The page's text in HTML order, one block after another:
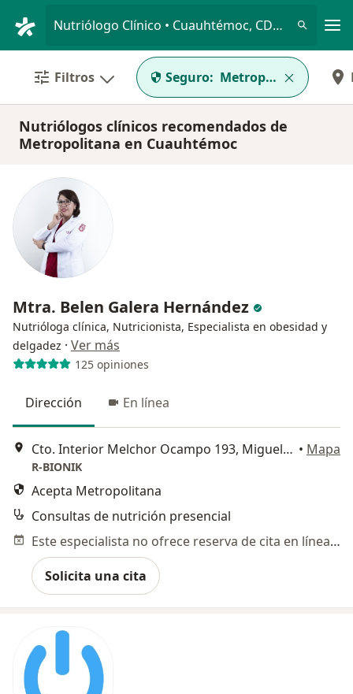
Nutriólogo Clínico • Cuauhtémoc, CDMX
Filtros Seguro: Metropolitana
Nutriólogos clínicos recomendados de
Metropolitana en Cuauhtémoc
Mtra. Belen Galera Hernández
Nutrióloga clínica, Nutricionista, Especialista en obesidad y
delgadez · Ver más
125 opiniones
Dirección En línea
Cto. Interior Melchor Ocampo 193, Miguel Hidalgo • Mapa
R-BIONIK
Acepta Metropolitana
Consultas de nutrición presencial
Este especialista no ofrece reserva de cita en línea en esta dirección.
Solicita una cita